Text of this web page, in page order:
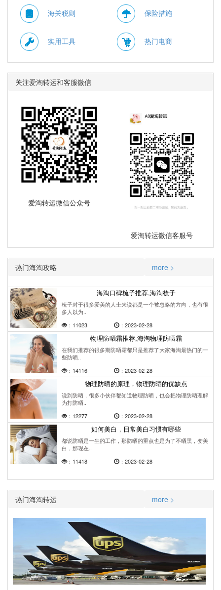
海关税则 保险措施
实用工具 热门电商
关注爱淘转运和客服微信
爱淘转运微信公众号
爱淘转运微信客服号
热门海淘攻略 more >
海淘口碑梳子推荐,海淘梳子
梳子对于很多爱美的人士来说都是一个被忽略的方向，也有很
多人以为..
：11023
：2023-02-28
物理防晒霜推荐,海淘物理防晒霜
在我们推荐的很多期防晒霜都只是推荐了大家海淘最热门的一
些防晒..
：14116
：2023-02-28
物理防晒的原理，物理防晒的优缺点
说到防晒，很多小伙伴都知道物理防晒，也会把物理防晒理解
为打防晒..
：12277
：2023-02-28
如何美白，日常美白习惯有哪些
都说防晒是一生的工作，那防晒的重点也是为了不晒黑，变美
白，那现在..
：11418
：2023-02-28
热门海淘转运 more >